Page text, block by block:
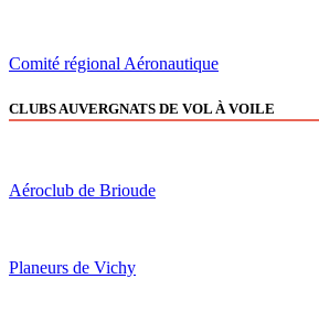
Comité régional Aéronautique
CLUBS AUVERGNATS DE VOL À VOILE
Aéroclub de Brioude
Planeurs de Vichy